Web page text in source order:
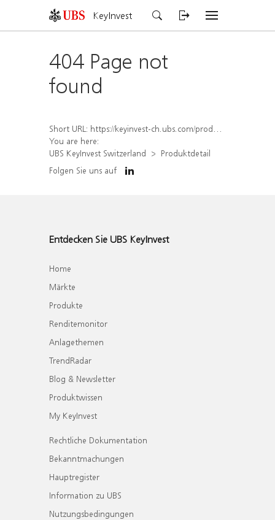
KeyInvest
404 Page not
found
Short URL: https://keyinvest-ch.ubs.com/produkt/detail/index/isin/CH1567386516
You are here:
UBS KeyInvest Switzerland
Produktdetail
Folgen Sie uns auf
Entdecken Sie UBS KeyInvest
Home
Märkte
Produkte
Renditemonitor
Anlagethemen
TrendRadar
Blog & Newsletter
Produktwissen
My KeyInvest
Rechtliche Dokumentation
Bekanntmachungen
Hauptregister
Information zu UBS
Nutzungsbedingungen